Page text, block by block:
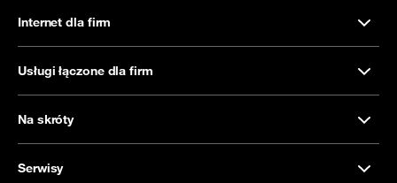
Internet dla firm
Usługi łączone dla firm
Na skróty
Serwisy